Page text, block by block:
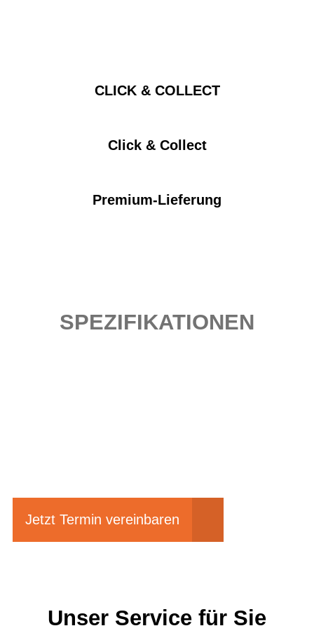
CLICK & COLLECT
Click & Collect
Premium-Lieferung
SPEZIFIKATIONEN
Jetzt Termin vereinbaren
Unser Service für Sie